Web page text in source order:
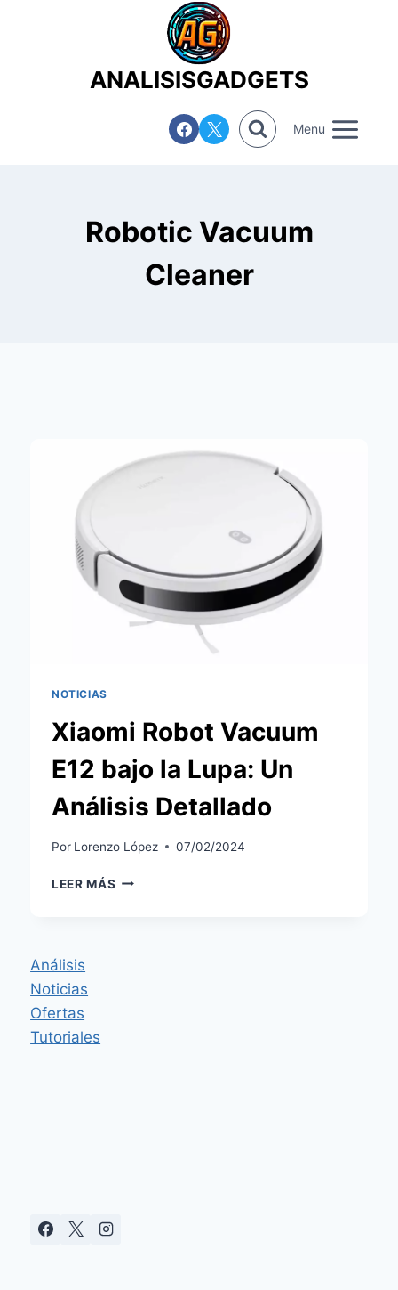
ANALISISGADGETS
Menu
Robotic Vacuum
Cleaner
NOTICIAS
Xiaomi Robot Vacuum
E12 bajo la Lupa: Un
Análisis Detallado
Por Lorenzo López 07/02/2024
LEER MÁS XIAOMI
Análisis
Noticias
Ofertas
Tutoriales